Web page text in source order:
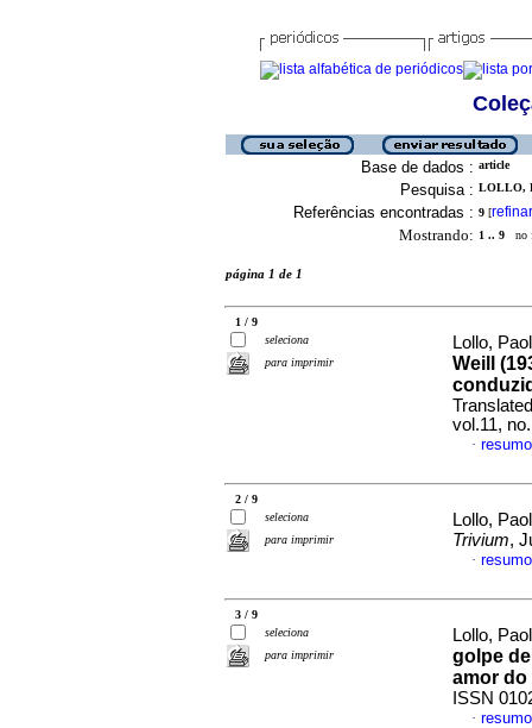
Base de dados : article
Pesquisa : LOLLO,
Referências encontradas : 9 [refinar
Mostrando: 1 .. 9 no
página 1 de 1
1 / 9
seleciona
para imprimir
Lollo,
Weill
vol.11,
·
2 / 9
seleciona
para imprimir
Lollo,
Trivium,
·
3 / 9
seleciona
para imprimir
Lollo,
golpe
amor
ISSN
·